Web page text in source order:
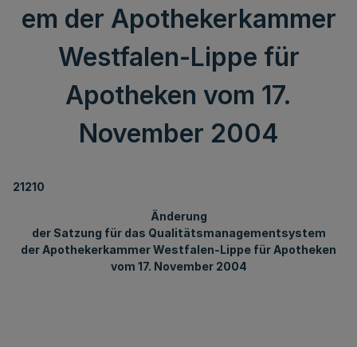
em der Apothekerkammer
Westfalen-Lippe für
Apotheken vom 17.
November 2004
21210
Änderung
der Satzung für das Qualitätsmanagementsystem
der Apothekerkammer Westfalen-Lippe für Apotheken
vom 17. November 2004